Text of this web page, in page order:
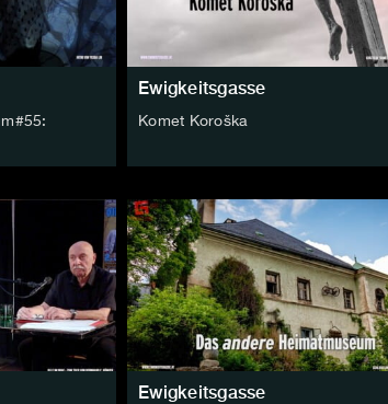
Ewigkeitsgasse
Komet Koroška
Ewigkeitsgasse